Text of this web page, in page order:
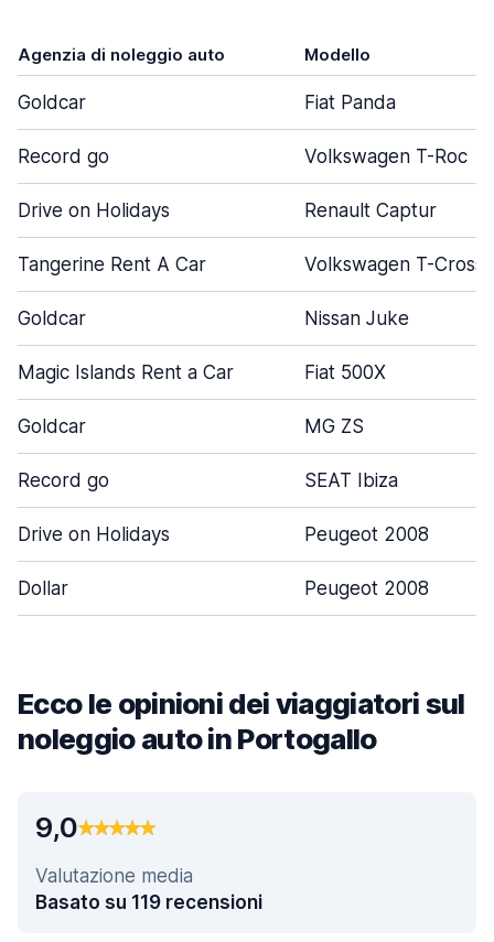
Agenzia di noleggio auto Modello
Goldcar Fiat Panda
Record go Volkswagen T-Roc
Drive on Holidays Renault Captur
Tangerine Rent A Car Volkswagen T-Cross
Goldcar Nissan Juke
Magic Islands Rent a Car Fiat 500X
Goldcar MG ZS
Record go SEAT Ibiza
Drive on Holidays Peugeot 2008
Dollar Peugeot 2008
Ecco le opinioni dei viaggiatori sul
noleggio auto in Portogallo
9,0
Valutazione media
Basato su 119 recensioni